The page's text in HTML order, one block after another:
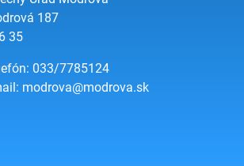
187
35
033/7785124
modrova@modrova.sk